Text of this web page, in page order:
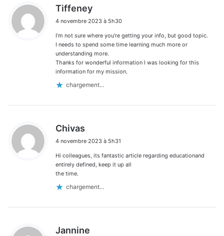
Tiffeney
t
:
4 novembre 2023 à 5h30
I’m not sure where you’re getting your info, but good topic.
I needs to spend some time learning much more or
understanding more.
Thanks for wonderful information I was looking for this
information for my mission.
chargement…
Chivas
t
:
4 novembre 2023 à 5h31
Hi colleagues, its fantastic article regarding educationand
entirely defined, keep it up all
the time.
chargement…
Jannine